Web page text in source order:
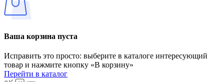
Ваша корзина пуста
Исправить это просто: выберите в каталоге интересующий
товар и нажмите кнопку «В корзину»
Перейти в каталог